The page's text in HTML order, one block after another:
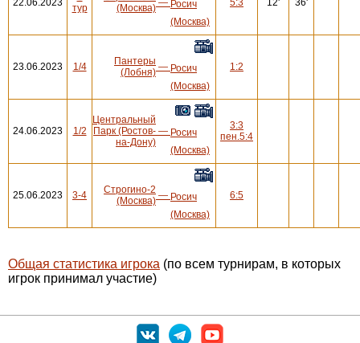
тур
(Москва)
Росич
(Москва)
23.06.2023 1/4
Пантеры
(Лобня) — Росич
(Москва)
1:2
24.06.2023 1/2
Центральный
Парк (Ростов-
на-Дону)
— Росич
(Москва)
3:3
пен.5:4
25.06.2023 3-4
Строгино-2
(Москва) — Росич
(Москва)
6:5
Общая статистика игрока (по всем турнирам, в которых
игрок принимал участие)